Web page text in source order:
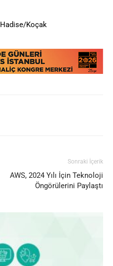
Hadise/Koçak
Sonraki İçerik
AWS, 2024 Yılı İçin Teknoloji
Öngörülerini Paylaştı